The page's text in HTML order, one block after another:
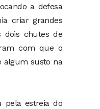
a defesa
criar grandes
dois chutes de
com que o
algum susto na
pela estreia do